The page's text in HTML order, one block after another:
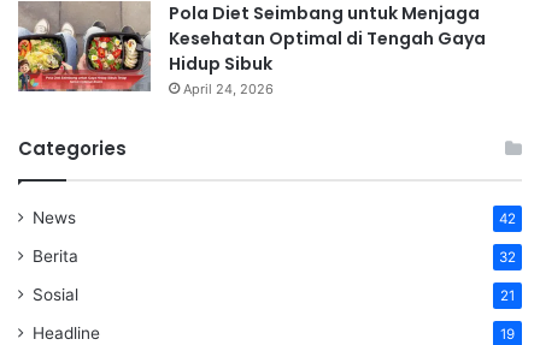
Pola Diet Seimbang untuk Menjaga
Kesehatan Optimal di Tengah Gaya
Hidup Sibuk
April 24, 2026
Categories
News 42
Berita 32
Sosial 21
Headline 19